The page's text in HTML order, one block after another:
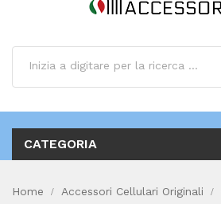
CATEGORIA
Home Accessori Cellulari Originali